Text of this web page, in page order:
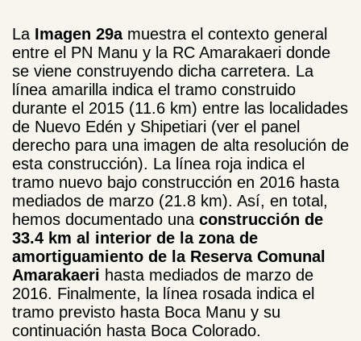
La Imagen 29amuestra el contexto general
entre el PN Manu y la RC Amarakaeri donde
se viene construyendo dicha carretera. La
línea amarilla indica el tramo construido
durante el 2015 (11.6 km) entre las localidades
de Nuevo Edén y Shipetiari (ver el panel
derecho para una imagen de alta resolución de
esta construcción). La línea roja indica el
tramo nuevo bajo construcción en 2016 hasta
mediados de marzo (21.8 km). Así, en total,
hemos documentado una construcción de
33.4 km al interior de la zona de
amortiguamiento de la Reserva Comunal
Amarakaeri hasta mediados de marzo de
2016. Finalmente, la línea rosada indica el
tramo previsto hasta Boca Manu y su
continuación hasta Boca Colorado.